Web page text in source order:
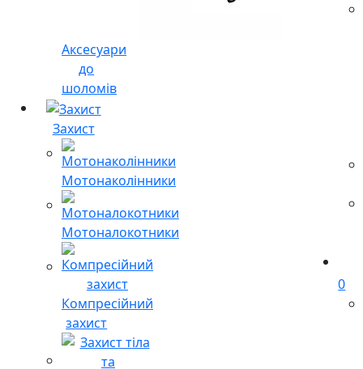
Аксесуари
до
шоломів
Захист
Мотонаколінники
Мотоналокотники
Компресійний
захист
0